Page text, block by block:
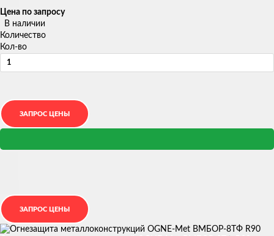
Цена по запросу
В наличии
Количество
Кол-во